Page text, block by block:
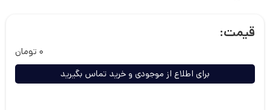
قیمت:
۰ تومان
برای اطلاع از موجودی و خرید تماس بگیرید